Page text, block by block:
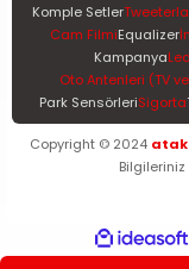
Komple Setler
Cam FilmiEqualizer
Kampanya
Oto Antenleri (TV
Park SensörleriSigorta
Copyright © 2024